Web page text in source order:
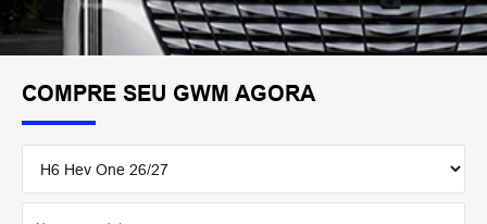
COMPRE SEU GWM AGORA